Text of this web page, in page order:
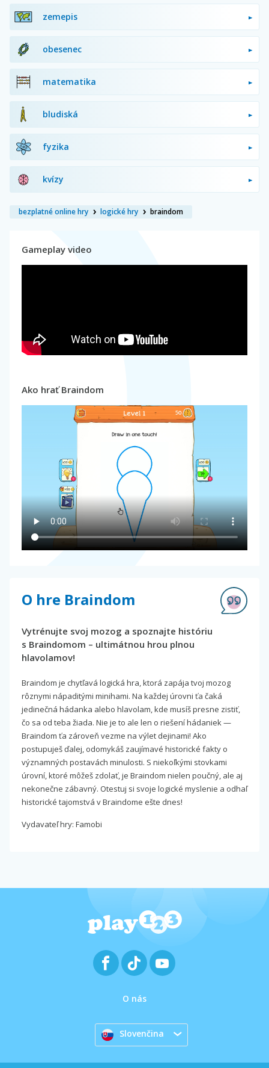
zemepis
obesenec
matematika
bludiská
fyzika
kvízy
bezplatné online hry logické hry braindom
Gameplay video
Ako hrať Braindom
O hre Braindom
Vytrénujte svoj mozog a spoznajte históriu
s Braindomom – ultimátnou hrou plnou
hlavolamov!
Braindom je chytľavá logická hra, ktorá zapája tvoj mozog
rôznymi nápaditými minihami. Na každej úrovni ťa čaká
jedinečná hádanka alebo hlavolam, kde musíš presne zistiť,
čo sa od teba žiada. Nie je to ale len o riešení hádaniek —
Braindom ťa zároveň vezme na výlet dejinami! Ako
postupuješ ďalej, odomykáš zaujímavé historické fakty o
významných postavách minulosti. S niekoľkými stovkami
úrovní, ktoré môžeš zdolať, je Braindom nielen poučný, ale aj
nekonečne zábavný. Otestuj si svoje logické myslenie a odhaľ
historické tajomstvá v Braindome ešte dnes!
Vydavateľ hry: Famobi
O nás
Slovenčina